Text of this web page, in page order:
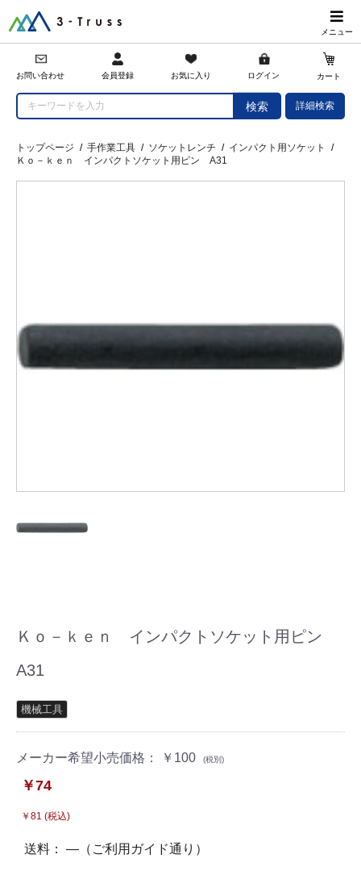
メニュー
お問い合わせ 会員登録 お気に入り ログイン カート
検索 詳細検索
トップページ / 手作業工具 / ソケットレンチ / インパクト用ソケット
/
Ｋｏ－ｋｅｎ インパクトソケット用ピン A31
Ｋｏ－ｋｅｎ インパクトソケット用ピン
A31
機械工具
メーカー希望小売価格： ￥100 (税別)
￥74
￥81 (税込)
送料： ―（ご利用ガイド通り）